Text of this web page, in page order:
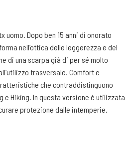
uomo. Dopo ben 15 anni di onorato
nell’ottica delle leggerezza e del
di una scarpa già di per sé molto
trasversale. Comfort e
che contraddistinguono
e Hiking. In questa versione è utilizzata
protezione dalle intemperie.
ripstop traspirante e morbida al